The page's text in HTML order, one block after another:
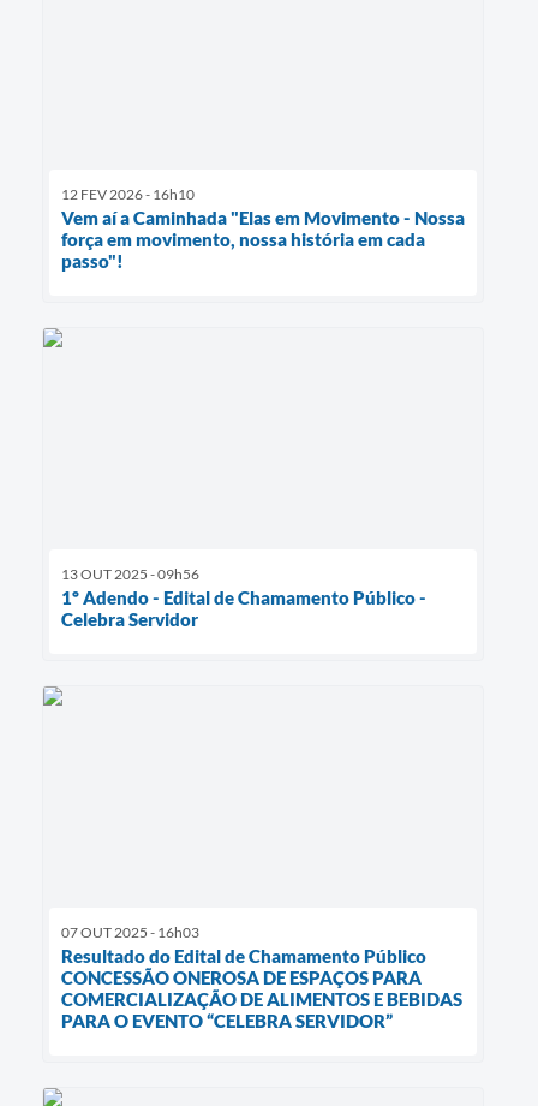
12 FEV 2026 - 16h10
Vem aí a Caminhada "Elas em Movimento - Nossa
força em movimento, nossa história em cada
passo"!
13 OUT 2025 - 09h56
1º Adendo - Edital de Chamamento Público -
Celebra Servidor
07 OUT 2025 - 16h03
Resultado do Edital de Chamamento Público
CONCESSÃO ONEROSA DE ESPAÇOS PARA
COMERCIALIZAÇÃO DE ALIMENTOS E BEBIDAS
PARA O EVENTO “CELEBRA SERVIDOR”